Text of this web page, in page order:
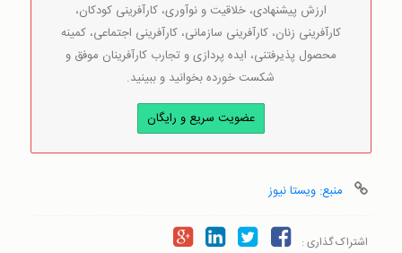
ارزش پیشنهادی، خلاقیت و نوآوری، کارآفرینی کودکان،
کارآفرینی زنان، کارآفرینی سازمانی، کارآفرینی اجتماعی، کمینه
محصول پذیرفتنی، ایده پردازی و تجارب کارآفرینان موفق و
شکست خورده بخوانید و ببینید.
عضویت سریع و رایگان
منبع: ویستا نیوز
اشتراک گذاری :